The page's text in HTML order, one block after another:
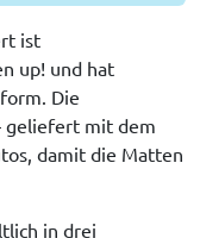
ist
up! und hat
Die
geliefert mit dem
damit die Matten
in drei